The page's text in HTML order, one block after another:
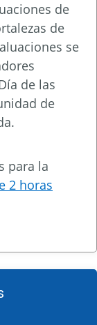
de
de
se
de las
de
para la
2 horas